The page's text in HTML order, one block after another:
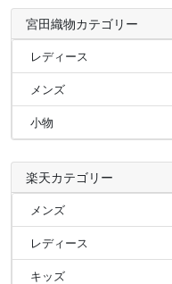
宮田織物カテゴリー
レディース
メンズ
小物
楽天カテゴリー
メンズ
レディース
キッズ